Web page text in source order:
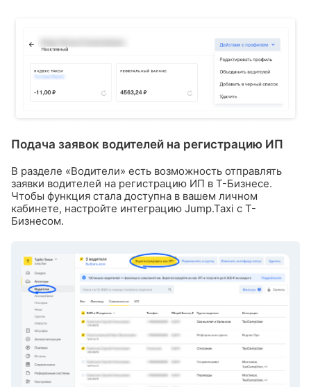
Подача заявок водителей на регистрацию ИП
В разделе «Водители» есть возможность отправлять
заявки водителей на регистрацию ИП в Т-Бизнесе.
Чтобы функция стала доступна в вашем личном
кабинете, настройте интеграцию Jump.Taxi c Т-
Бизнесом.